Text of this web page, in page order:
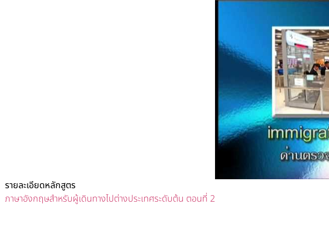
รายละเอียดหลักสูตร
ภาษาอังกฤษสำหรับผู้เดินทางไปต่างประเทศระดับต้น ตอนที่ 2